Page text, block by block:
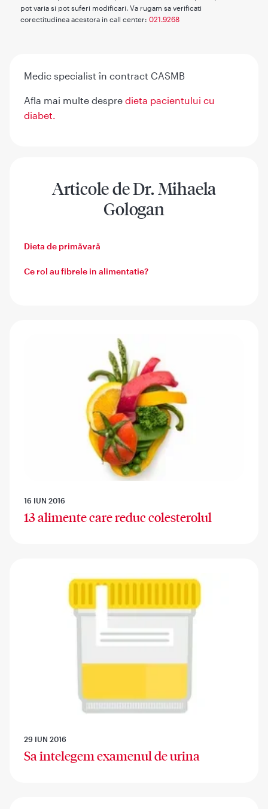
pot varia si pot suferi modificari. Va rugam sa verificati
corectitudinea acestora in call center: 021.9268
Medic specialist în contract CASMB
Afla mai multe despre dieta pacientului cu
diabet.
Articole de Dr. Mihaela
Gologan
Dieta de primăvară
Ce rol au fibrele in alimentatie?
16 IUN 2016
13 alimente care reduc colesterolul
29 IUN 2016
Sa intelegem examenul de urina